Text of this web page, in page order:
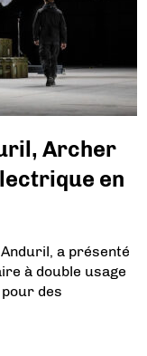
Archer
en
a présenté
à double usage
des